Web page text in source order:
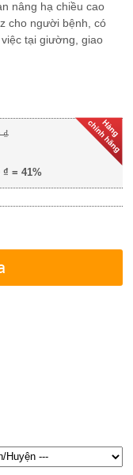
nâng hạ chiều cao
cho người bệnh, có
tại giường, giao
₫
₫ = 41%